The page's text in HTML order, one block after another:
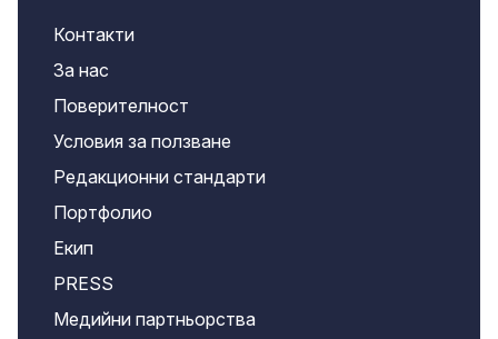
Контакти
За нас
Поверителност
Условия за ползване
Редакционни стандарти
Портфолио
Екип
PRESS
Медийни партньорства